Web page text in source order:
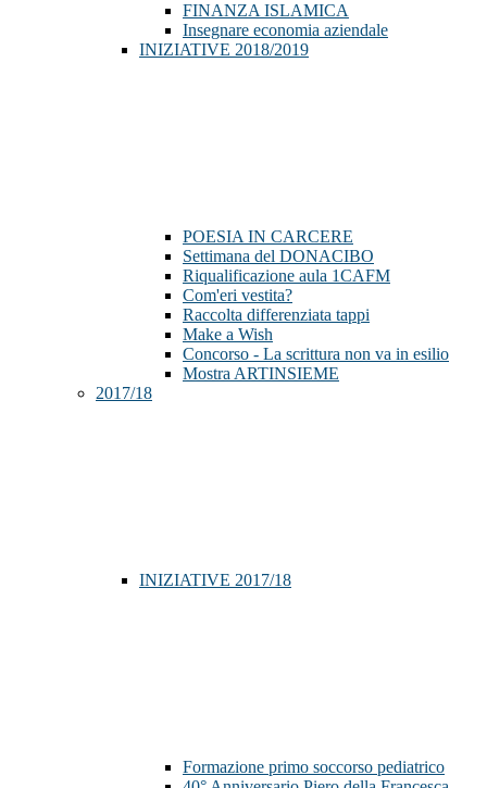
FINANZA ISLAMICA
Insegnare economia aziendale
INIZIATIVE 2018/2019
POESIA IN CARCERE
Settimana del DONACIBO
Riqualificazione aula 1CAFM
Com'eri vestita?
Raccolta differenziata tappi
Make a Wish
Concorso - La scrittura non va in esilio
Mostra ARTINSIEME
2017/18
INIZIATIVE 2017/18
Formazione primo soccorso pediatrico